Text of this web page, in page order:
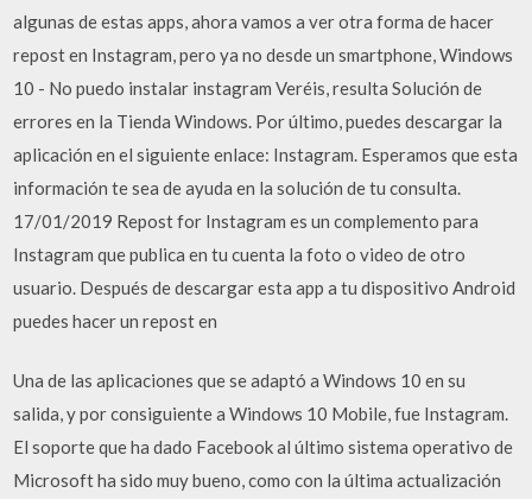
algunas de estas apps, ahora vamos a ver otra forma de hacer
repost en Instagram, pero ya no desde un smartphone, Windows
10 - No puedo instalar instagram Veréis, resulta Solución de
errores en la Tienda Windows. Por último, puedes descargar la
aplicación en el siguiente enlace: Instagram. Esperamos que esta
información te sea de ayuda en la solución de tu consulta.
17/01/2019 Repost for Instagram es un complemento para
Instagram que publica en tu cuenta la foto o video de otro
usuario. Después de descargar esta app a tu dispositivo Android
puedes hacer un repost en
Una de las aplicaciones que se adaptó a Windows 10 en su
salida, y por consiguiente a Windows 10 Mobile, fue Instagram.
El soporte que ha dado Facebook al último sistema operativo de
Microsoft ha sido muy bueno, como con la última actualización